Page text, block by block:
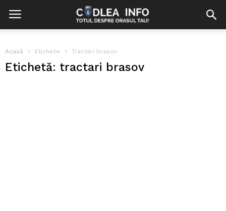
Acasă Etichete Tractari brasov
Etichetă: tractari brasov